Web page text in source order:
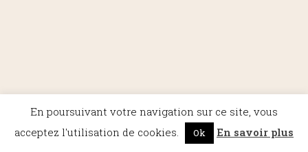
En poursuivant votre navigation sur ce site, vous
acceptez l'utilisation de cookies.
Ok En savoir plus